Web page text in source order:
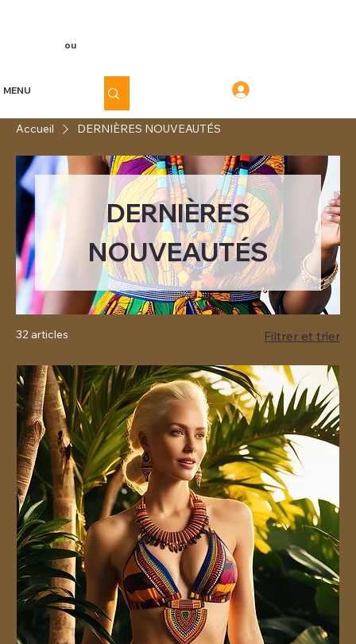
ou
MENU
Accueil DERNIÈRES NOUVEAUTÉS
DERNIÈRES
NOUVEAUTÉS
32 articles Filtrer et trier